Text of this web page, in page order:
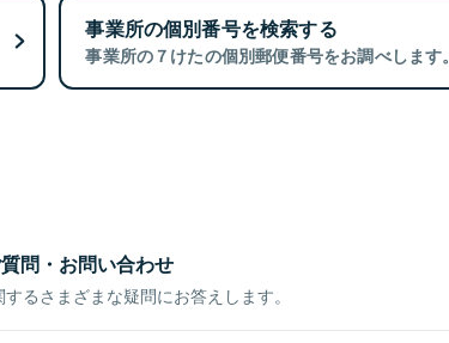
事業所の個別番号を検索する
事業所の７けたの個別郵便番号をお調べします。
問・お問い合わせ
るさまざまな疑問にお答えします。